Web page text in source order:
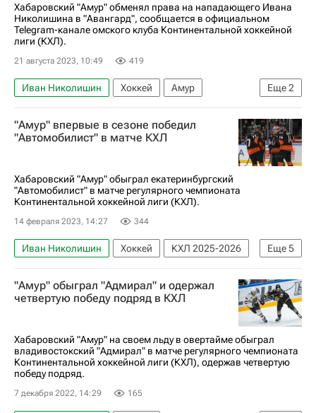
Хабаровский "Амур" обменял права на нападающего Ивана
Николишина в "Авангард", сообщается в официальном
Telegram-канале омского клуба Континентальной хоккейной
лиги (КХЛ).
21 августа 2023, 10:49 419
Еще2
Иван Николишин Хоккей
Амур
Авангард
КХЛ 2025-2026
"Амур" впервые в сезоне победил
"Автомобилист" в матче КХЛ
Хабаровский "Амур" обыграл екатеринбургский
"Автомобилист" в матче регулярного чемпионата
Континентальной хоккейной лиги (КХЛ).
14 февраля 2023, 14:27 344
Еще5
Иван Николишин Хоккей
КХЛ 2025-2026
Регулярный чемпионат КХЛ
Автомобилист
Амур
Руслан Педан Владислав Барулин
"Амур" обыграл "Адмирал" и одержал
четвертую победу подряд в КХЛ
Хабаровский "Амур" на своем льду в овертайме обыграл
владивостокский "Адмирал" в матче регулярного чемпионата
Континентальной хоккейной лиги (КХЛ), одержав четвертую
победу подряд.
7 декабря 2022, 14:29 165